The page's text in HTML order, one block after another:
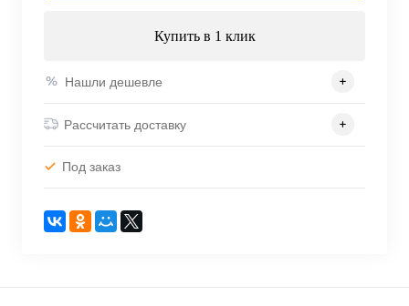
Купить в 1 клик
Нашли дешевле
Рассчитать доставку
Под заказ